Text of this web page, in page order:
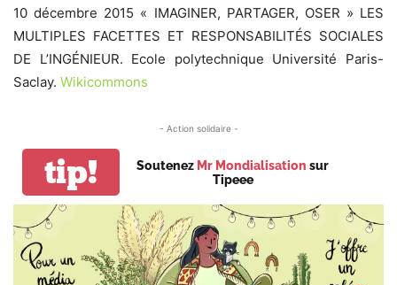
10 décembre 2015 « IMAGINER, PARTAGER, OSER » LES
MULTIPLES FACETTES ET RESPONSABILITÉS SOCIALES
DE L’INGÉNIEUR. Ecole polytechnique Université Paris-
Saclay. Wikicommons
- Action solidaire -
tip! Soutenez Mr Mondialisation sur
Tipeee